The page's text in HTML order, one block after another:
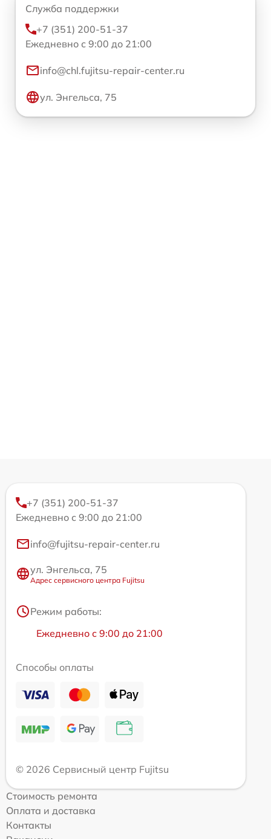
Служба поддержки
+7 (351) 200-51-37
Ежедневно с 9:00 до 21:00
info@chl.fujitsu-repair-center.ru
ул. Энгельса, 75
+7 (351) 200-51-37
Ежедневно с 9:00 до 21:00
info@fujitsu-repair-center.ru
ул. Энгельса, 75
Адрес сервисного центра Fujitsu
Режим работы:
Ежедневно с 9:00 до 21:00
Способы оплаты
© 2026 Сервисный центр Fujitsu
Стоимость ремонта
Оплата и доставка
Контакты